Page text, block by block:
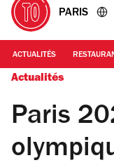
PARIS
ACTUALITÉS
Actualités
Paris